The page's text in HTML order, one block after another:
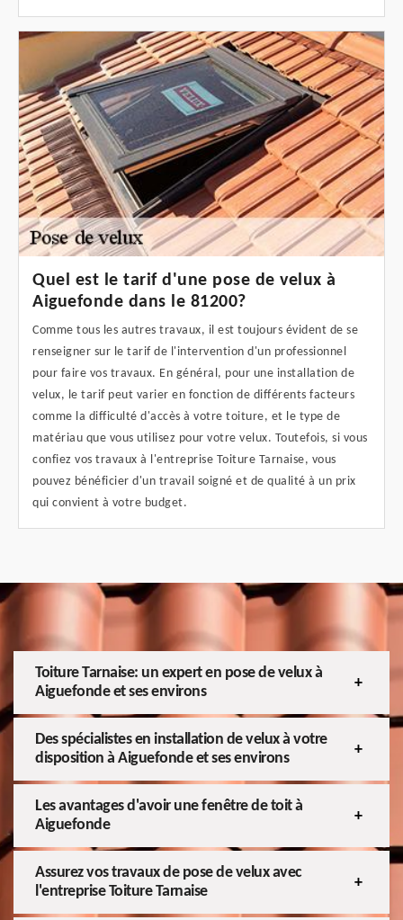
Quel est le tarif d'une pose de velux à
Aiguefonde dans le 81200?
Comme tous les autres travaux, il est toujours évident de se
renseigner sur le tarif de l'intervention d'un professionnel
pour faire vos travaux. En général, pour une installation de
velux, le tarif peut varier en fonction de différents facteurs
comme la difficulté d'accès à votre toiture, et le type de
matériau que vous utilisez pour votre velux. Toutefois, si vous
confiez vos travaux à l'entreprise Toiture Tarnaise, vous
pouvez bénéficier d'un travail soigné et de qualité à un prix
qui convient à votre budget.
Toiture Tarnaise: un expert en pose de velux à
Aiguefonde et ses environs
Des spécialistes en installation de velux à votre
disposition à Aiguefonde et ses environs
Les avantages d'avoir une fenêtre de toit à
Aiguefonde
Assurez vos travaux de pose de velux avec
l'entreprise Toiture Tarnaise